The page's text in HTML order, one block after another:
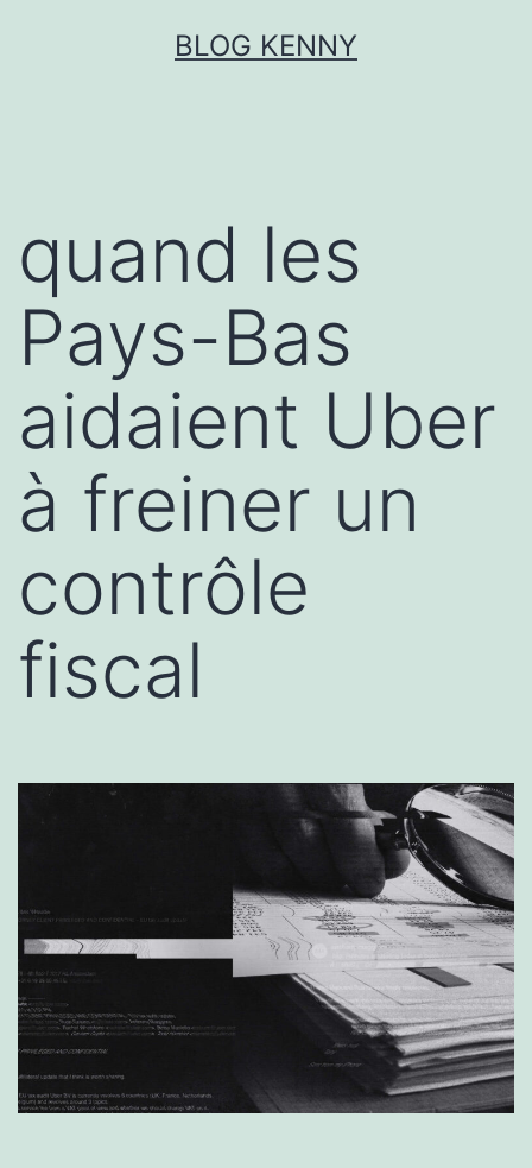
BLOG KENNY
quand les
Pays-Bas
aidaient Uber
à freiner un
contrôle
fiscal